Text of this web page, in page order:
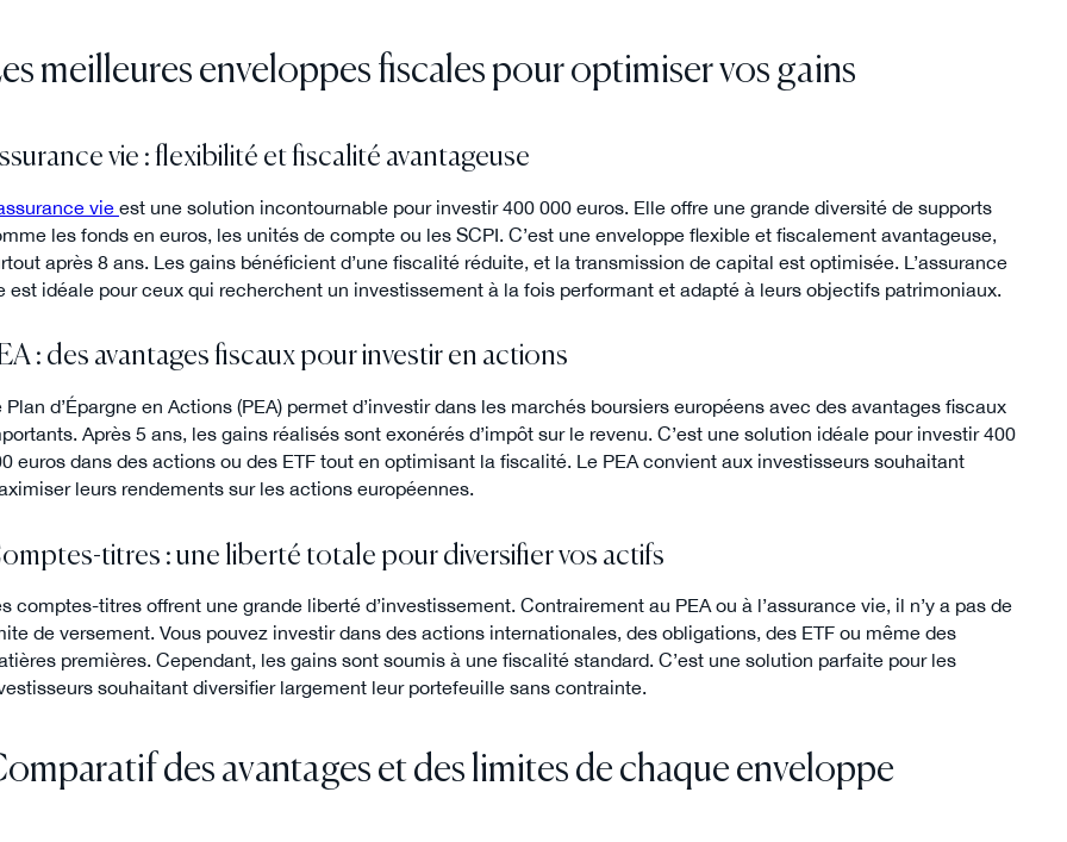
meilleures enveloppes fiscales pour optimiser vos gains
vie : flexibilité et fiscalité avantageuse
vie est une solution incontournable pour investir 400 000 euros. Elle offre une grande diversité de supports
les fonds en euros, les unités de compte ou les SCPI. C’est une enveloppe flexible et fiscalement avantageuse,
après 8 ans. Les gains bénéficient d’une fiscalité réduite, et la transmission de capital est optimisée. L’assurance
est idéale pour ceux qui recherchent un investissement à la fois performant et adapté à leurs objectifs patrimoniaux.
: des avantages fiscaux pour investir en actions
Plan d’Épargne en Actions (PEA) permet d’investir dans les marchés boursiers européens avec des avantages fiscaux
Après 5 ans, les gains réalisés sont exonérés d’impôt sur le revenu. C’est une solution idéale pour investir 400
euros dans des actions ou des ETF tout en optimisant la fiscalité. Le PEA convient aux investisseurs souhaitant
leurs rendements sur les actions européennes.
titres : une liberté totale pour diversifier vos actifs
comptes-titres offrent une grande liberté d’investissement. Contrairement au PEA ou à l’assurance vie, il n’y a pas de
de versement. Vous pouvez investir dans des actions internationales, des obligations, des ETF ou même des
premières. Cependant, les gains sont soumis à une fiscalité standard. C’est une solution parfaite pour les
souhaitant diversifier largement leur portefeuille sans contrainte.
des avantages et des limites de chaque enveloppe